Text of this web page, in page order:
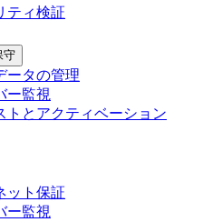
ティ検証
守
ータの管理
ー監視
トとアクティベーション
ット保証
ー監視